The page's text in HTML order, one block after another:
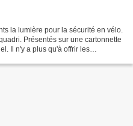
la lumière pour la sécurité en vélo.
Présentés sur une cartonnette
Il n'y a plus qu'à offrir les